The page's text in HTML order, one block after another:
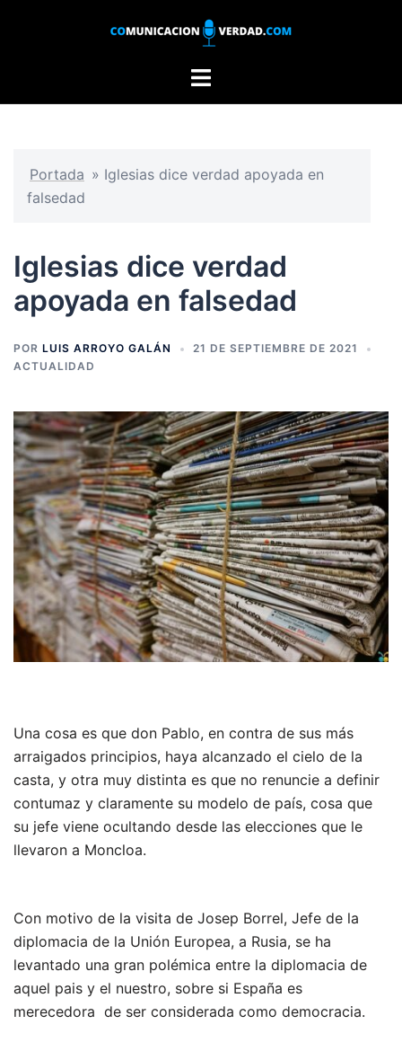
Alternar
Portada » Iglesias dice verdad apoyada en
falsedad
Iglesias dice verdad
apoyada en falsedad
POR LUIS ARROYO GALÁN
21 DE SEPTIEMBRE DE 2021
ACTUALIDAD
Una cosa es que don Pablo, en contra de sus más
arraigados principios, haya alcanzado el cielo de la
casta, y otra muy distinta es que no renuncie a definir
contumaz y claramente su modelo de país, cosa que
su jefe viene ocultando desde las elecciones que le
llevaron a Moncloa.
Con motivo de la visita de Josep Borrel, Jefe de la
diplomacia de la Unión Europea, a Rusia, se ha
levantado una gran polémica entre la diplomacia de
aquel pais y el nuestro, sobre si España es
merecedora de ser considerada como democracia.